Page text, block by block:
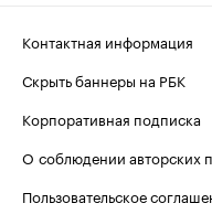
Контактная информация
Скрыть баннеры на РБК
Корпоративная подписка
О соблюдении авторских
Пользовательское